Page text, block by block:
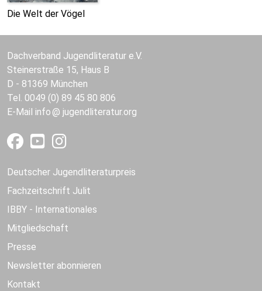
Die Welt der Vögel
Dachverband Jugendliteratur e.V.
Steinerstraße 15, Haus B
D - 81369 München
Tel. 0049 (0) 89 45 80 806
E-Mail info jugendliteratur.org
Deutscher Jugendliteraturpreis
Fachzeitschrift Julit
IBBY - Internationales
Mitgliedschaft
Presse
Newsletter abonnieren
Kontakt